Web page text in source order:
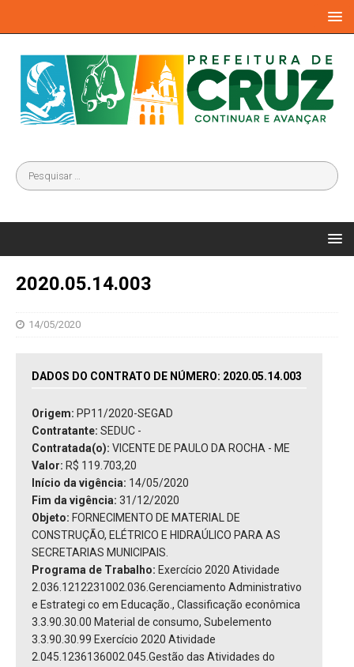
2020.05.14.003
14/05/2020
DADOS DO CONTRATO DE NÚMERO: 2020.05.14.003
Origem: PP11/2020-SEGAD
Contratante: SEDUC -
Contratada(o): VICENTE DE PAULO DA ROCHA - ME
Valor: R$ 119.703,20
Início da vigência: 14/05/2020
Fim da vigência: 31/12/2020
Objeto: FORNECIMENTO DE MATERIAL DE
CONSTRUÇÃO, ELÉTRICO E HIDRAÚLICO PARA AS
SECRETARIAS MUNICIPAIS.
Programa de Trabalho: Exercício 2020 Atividade
2.036.1212231002.036.Gerenciamento Administrativo
e Estrategi co em Educação., Classificação econômica
3.3.90.30.00 Material de consumo, Subelemento
3.3.90.30.99 Exercício 2020 Atividade
2.045.1236136002.045.Gestão das Atividades do